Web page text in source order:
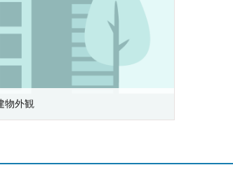
物外観